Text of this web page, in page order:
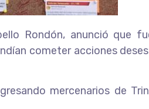
Rondón, anunció que
cometer acciones
mercenarios de